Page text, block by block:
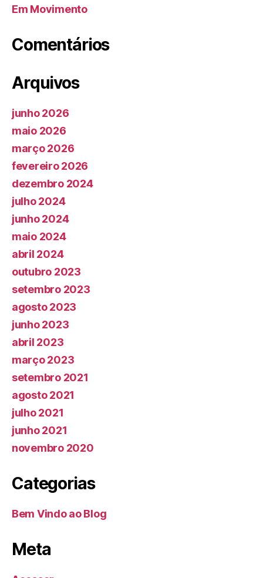
Em Movimento
Comentários
Arquivos
junho 2026
maio 2026
março 2026
fevereiro 2026
dezembro 2024
julho 2024
junho 2024
maio 2024
abril 2024
outubro 2023
setembro 2023
agosto 2023
junho 2023
abril 2023
março 2023
setembro 2021
agosto 2021
julho 2021
junho 2021
novembro 2020
Categorias
Bem Vindo ao Blog
Meta